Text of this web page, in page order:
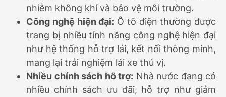
nhiễm không khí và bảo vệ môi trường.
Công nghệ hiện đại: Ô tô điện thường được
trang bị nhiều tính năng công nghệ hiện đại
như hệ thống hỗ trợ lái, kết nối thông minh,
mang lại trải nghiệm lái xe thú vị.
Nhiều chính sách hỗ trợ: Nhà nước đang có
nhiều chính sách ưu đãi, hỗ trợ như giảm